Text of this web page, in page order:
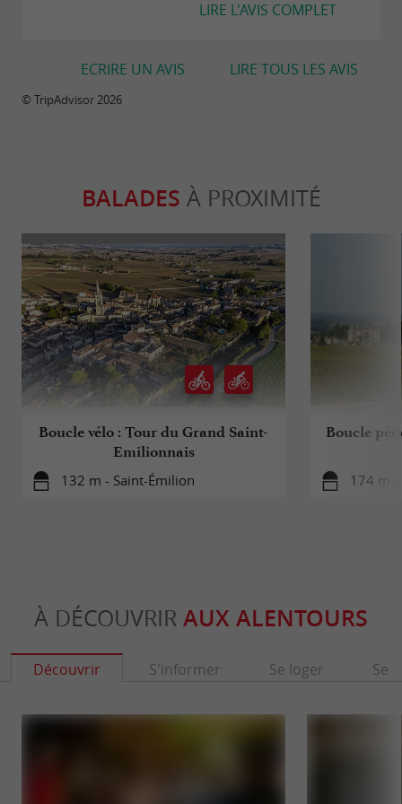
LIRE L'AVIS COMPLET
LIRE TOUS LES AVIS
ECRIRE UN AVIS
© TripAdvisor 2026
BALADES À PROXIMITÉ
Boucle vélo : Tour du Grand Saint-
Emilionnais
132 m - Saint-Émilion
Boucle
174 m
À DÉCOUVRIR AUX ALENTOURS
Découvrir S'informer Se loger Se